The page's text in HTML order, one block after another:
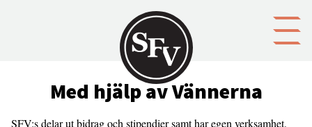
Med hjälp av Vännerna
SFV:s delar ut bidrag och stipendier samt har egen verksamhet,